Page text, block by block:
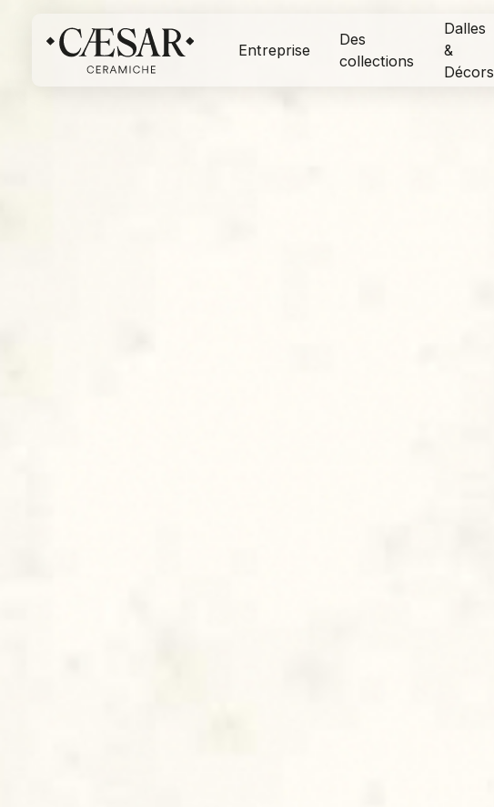
Entreprise
Des
collections
Dalles
&
Décors